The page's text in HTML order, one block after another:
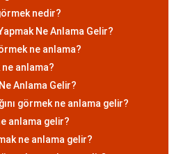
nedir?
Ne Anlama Gelir?
ne anlama?
anlama?
Anlama Gelir?
görmek ne anlama gelir?
anlama gelir?
ne anlama gelir?